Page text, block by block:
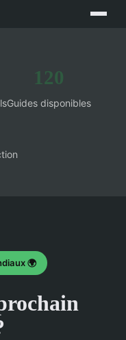
120
Guides disponibles
🌍